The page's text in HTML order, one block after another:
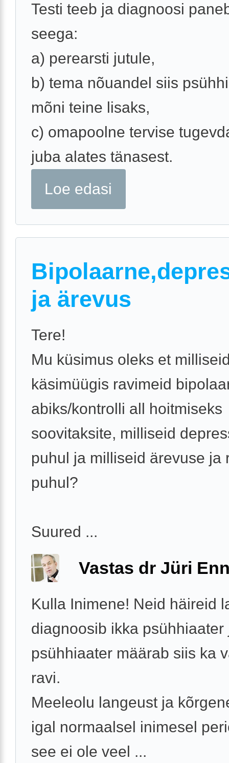
Testi teeb ja diagnoosi
seega:
a) perearsti jutule,
b) tema nõuandel siis
mõni teine lisaks,
c) omapoolne tervise
juba alates tänasest.
Loe edasi
ja ärevus
Tere!
Mu küsimus oleks et
käsimüügis ravimeid
abiks/kontrolli all hoitmiseks
soovitaksite, milliseid
puhul ja milliseid ärevuse ja
puhul?
Suured ...
Vastas dr Jüri
Kulla Inimene! Neid häireid
diagnoosib ikka psühhiaater
psühhiaater määrab siis ka
ravi.
Meeleolu langeust ja
igal normaalsel inimesel
see ei ole veel ...